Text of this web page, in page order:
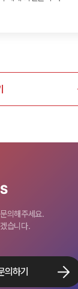
의해주세요.
습니다.
의하기